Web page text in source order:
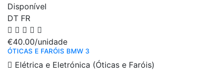
Disponível
DT FR
€40.00/unidade
ÓTICAS E FARÓIS BMW 3
Elétrica e Eletrónica (Óticas e Faróis)